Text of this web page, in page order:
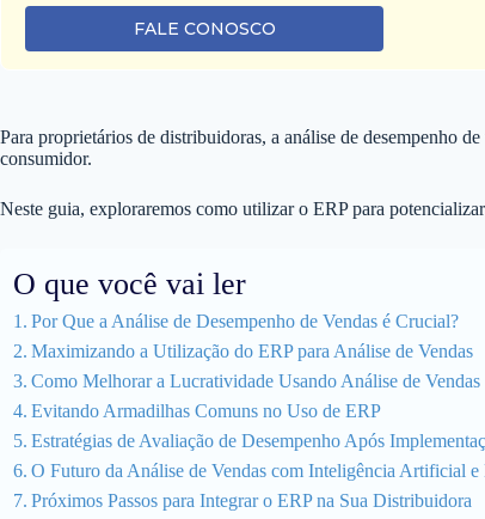
FALE CONOSCO
Para proprietários de distribuidoras, a análise de desempenho
consumidor.
Neste guia, exploraremos como utilizar o ERP para
O que você vai ler
Por Que a Análise de Desempenho de Vendas é Crucial?
Maximizando a Utilização do ERP para Análise de Vendas
Como Melhorar a Lucratividade Usando Análise de Vendas
Evitando Armadilhas Comuns no Uso de ERP
Estratégias de Avaliação de Desempenho Após
O Futuro da Análise de Vendas com Inteligência Artificial e
Próximos Passos para Integrar o ERP na Sua Distribuidora